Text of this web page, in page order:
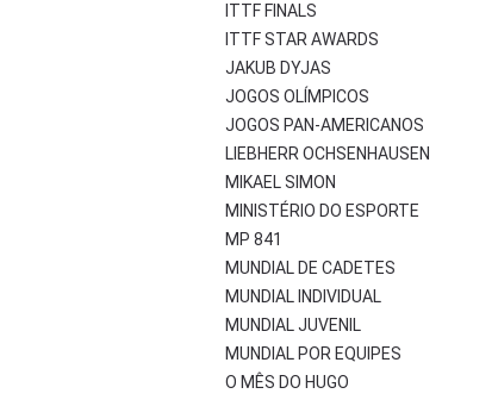
ITTF FINALS
ITTF STAR AWARDS
JAKUB DYJAS
JOGOS OLÍMPICOS
JOGOS PAN-AMERICANOS
LIEBHERR OCHSENHAUSEN
MIKAEL SIMON
MINISTÉRIO DO ESPORTE
MP 841
MUNDIAL DE CADETES
MUNDIAL INDIVIDUAL
MUNDIAL JUVENIL
MUNDIAL POR EQUIPES
O MÊS DO HUGO